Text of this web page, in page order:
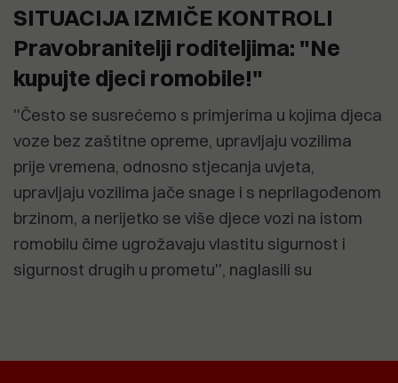
SITUACIJA IZMIČE KONTROLI
Pravobranitelji roditeljima: "Ne
kupujte djeci romobile!"
''Često se susrećemo s primjerima u kojima djeca
voze bez zaštitne opreme, upravljaju vozilima
prije vremena, odnosno stjecanja uvjeta,
upravljaju vozilima jače snage i s neprilagođenom
brzinom, a nerijetko se više djece vozi na istom
romobilu čime ugrožavaju vlastitu sigurnost i
sigurnost drugih u prometu'', naglasili su